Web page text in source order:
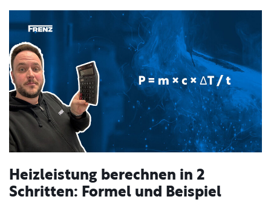
Heizleistung berechnen in 2
Schritten: Formel und Beispiel